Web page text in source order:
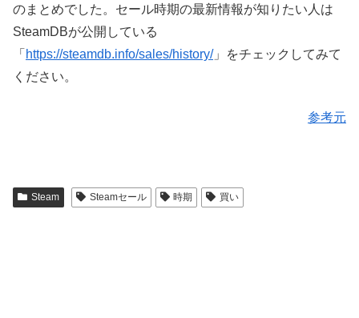
のまとめでした。セール時期の最新情報が知りたい人は
SteamDBが公開している
「 https://steamdb.info/sales/history/」をチェックしてみて
ください。
参考元
Steam Steamセール 時期 買い